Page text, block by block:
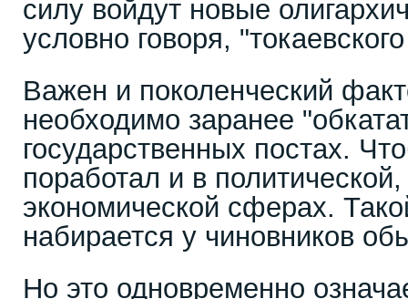
силу войдут новые
условно говоря,
Важен и поколенческий
необходимо заранее
государственных постах.
поработал и в
экономической сферах.
набирается у чиновников
Но это одновременно